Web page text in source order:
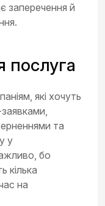
заперечення й
послуга
які хочуть
та
у
бо
кілька
на